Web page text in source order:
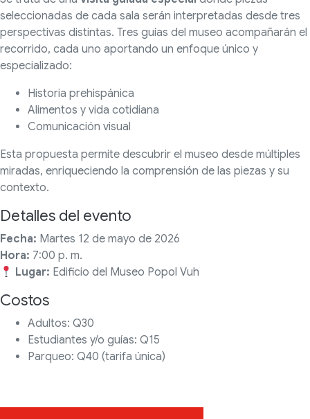
seleccionadas de cada sala serán interpretadas desde tres
perspectivas distintas. Tres guías del museo acompañarán el
recorrido, cada uno aportando un enfoque único y
especializado:
Historia prehispánica
Alimentos y vida cotidiana
Comunicación visual
Esta propuesta permite descubrir el museo desde múltiples
miradas, enriqueciendo la comprensión de las piezas y su
contexto.
Detalles del evento
Fecha: Martes 12 de mayo de 2026
Hora: 7:00 p. m.
Lugar: Edificio del Museo Popol Vuh
Costos
Adultos: Q30
Estudiantes y/o guías: Q15
Parqueo: Q40 (tarifa única)